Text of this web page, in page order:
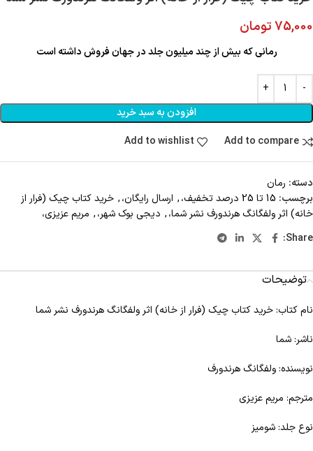
75,000تومان
رمانی که بیش از چند میلیون جلد در جهان فروش داشته است
افزودن به سبد خرید
Add to compare
Add to wishlist
دسته: رمان
برچسب: 15 تا 25 درصد تخفیف، , ارسال رایگان،, خرید کتاب چیک (فرار از
خانه) اثر ولفگانگ هرندورف نشر شما،, دیجی بوک شهر،, مریم عزیزی،
Share:
توضیحات
نام کتاب: خرید کتاب چیک (فرار از خانه) اثر ولفگانگ هرندورف نشر شما
ناشر: شما
نویسنده: ولفگانگ هرندورف
مترجم: مریم عزیزی
نوع جلد: شومیز